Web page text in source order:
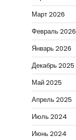
Март 2026
Февраль 2026
Январь 2026
Декабрь 2025
Май 2025
Апрель 2025
Июль 2024
Июнь 2024